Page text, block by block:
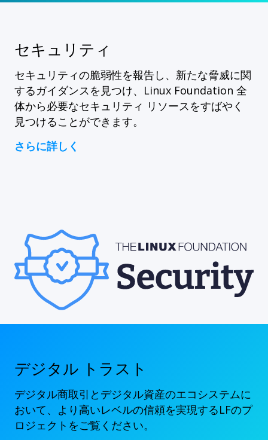
セキュリティ
セキュリティの脆弱性を報告し、新たな脅威に関
するガイダンスを見つけ、Linux Foundation 全
体から必要なセキュリティ リソースをすばやく
見つけることができます。
さらに詳しく
デジタル トラスト
デジタル商取引とデジタル資産のエコシステムに
おいて、より高いレベルの信頼を実現するLFのプ
ロジェクトをご覧ください。